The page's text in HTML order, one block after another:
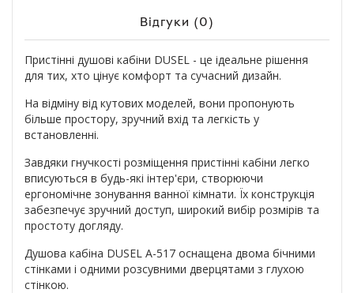
Відгуки (0)
Пристінні душові кабіни DUSEL - це ідеальне рішення
для тих, хто цінує комфорт та сучасний дизайн.
На відміну від кутових моделей, вони пропонують
більше простору, зручний вхід та легкість у
встановленні.
Завдяки гнучкості розміщення пристінні кабіни легко
вписуються в будь-які інтер'єри, створюючи
ергономічне зонування ванної кімнати. Їх конструкція
забезпечує зручний доступ, широкий вибір розмірів та
простоту догляду.
Душова кабіна DUSEL A-517 оснащена двома бічними
стінками і одними розсувними дверцятами з глухою
стінкою.